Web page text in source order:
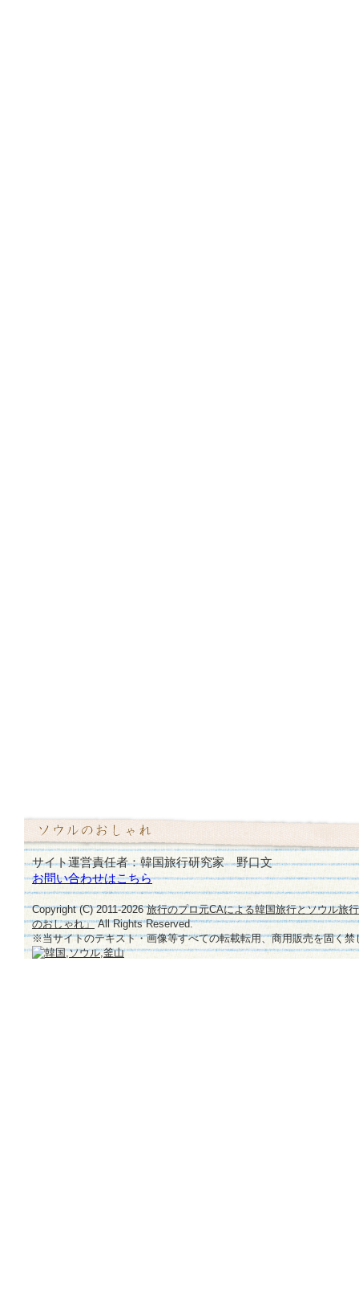
サイト運営責任者：韓国旅行研究家 野口文
お問い合わせはこちら
Copyright (C) 2011-2026旅行のプロ元CAによる韓国旅行とソウル旅
のおしゃれ」All Rights Reserved.
※当サイトのテキスト・画像等すべての転載転用、商用販売を固く禁